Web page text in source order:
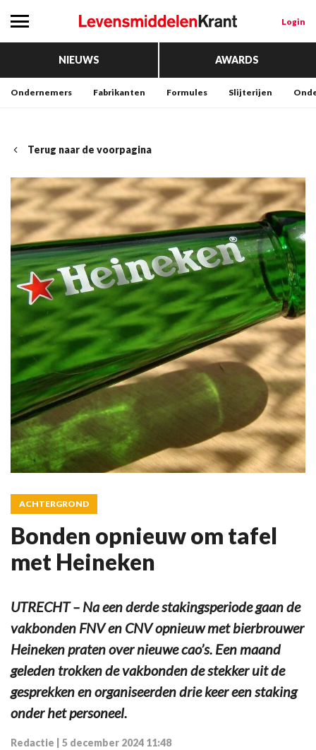
Login
NIEUWS AWARDS
Ondernemers Fabrikanten Formules Slijterijen
Terug naar de voorpagina
ACHTERGROND
Bonden opnieuw om tafel
met Heineken
UTRECHT – Na een derde stakingsperiode gaan de
vakbonden FNV en CNV opnieuw met bierbrouwer
Heineken praten over nieuwe cao’s. Een maand
geleden trokken de vakbonden de stekker uit de
gesprekken en organiseerden drie keer een staking
onder het personeel.
Redactie 5 december 2024 11:48